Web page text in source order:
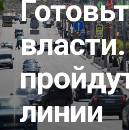
линии